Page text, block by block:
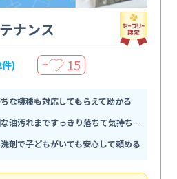
ナンス
) ＋ 15
な機種も対応してもらえて助かる
分解洗浄で頑固な油汚れまですっきり落ちて気持ちいい
剤で子どもがいても安心して頼める